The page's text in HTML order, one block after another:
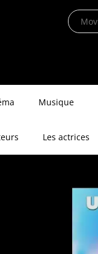
Musique
Les actrices